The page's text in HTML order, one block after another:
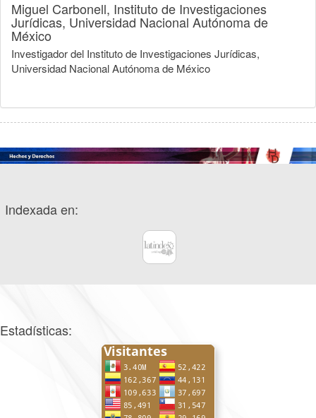
Miguel Carbonell, Instituto de Investigaciones
Jurídicas, Universidad Nacional Autónoma de
México
Investigador del Instituto de Investigaciones Jurídicas,
Universidad Nacional Autónoma de México
Indexada en:
Estadísticas: